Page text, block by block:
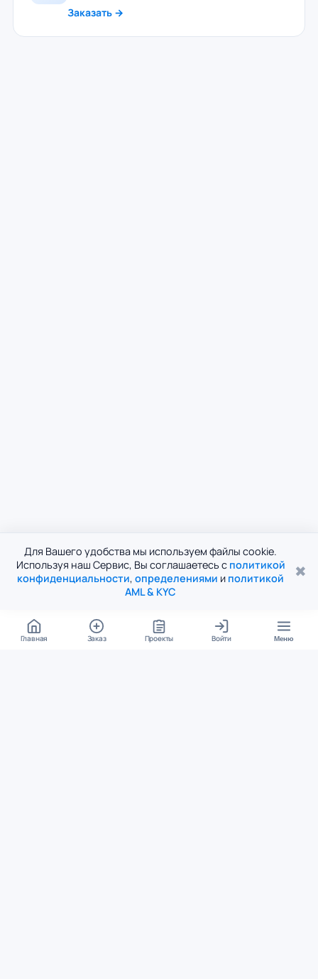
Для Вашего удобства мы используем файлы cookie.
Используя наш Сервис, Вы соглашаетесь с политикой
конфиденциальности, определениями и политикой
AML & KYC
✖
Главная Заказ Проекты Войти Меню
Заказать →